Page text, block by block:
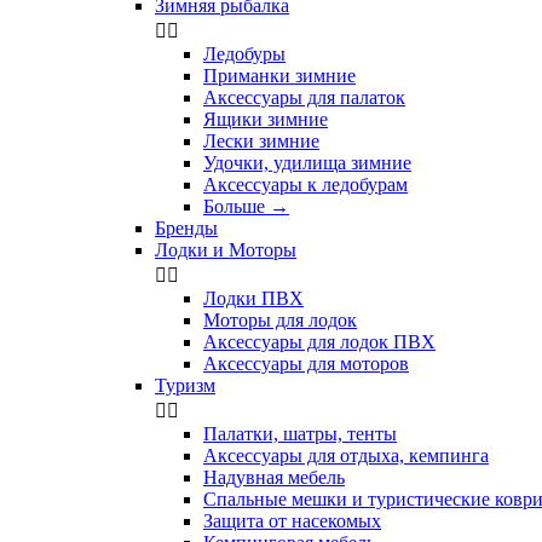
Зимняя рыбалка
 
Ледобуры
Приманки зимние
Аксессуары для палаток
Ящики зимние
Лески зимние
Удочки, удилища зимние
Аксессуары к ледобурам
Больше →
Бренды
Лодки и Моторы
 
Лодки ПВХ
Моторы для лодок
Аксессуары для лодок ПВХ
Аксессуары для моторов
Туризм
 
Палатки, шатры, тенты
Аксессуары для отдыха, кемпинга
Надувная мебель
Спальные мешки и туристические
Защита от насекомых